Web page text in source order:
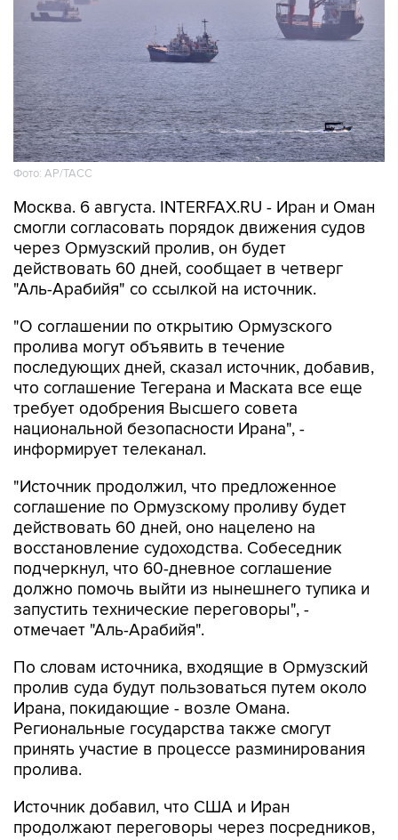
Фото: AP/ТАСС
Москва. 6 августа. INTERFAX.RU - Иран и Оман
смогли согласовать порядок движения судов
через Ормузский пролив, он будет
действовать 60 дней, сообщает в четверг
"Аль-Арабийя" со ссылкой на источник.
"О соглашении по открытию Ормузского
пролива могут объявить в течение
последующих дней, сказал источник, добавив,
что соглашение Тегерана и Маската все еще
требует одобрения Высшего совета
национальной безопасности Ирана", -
информирует телеканал.
"Источник продолжил, что предложенное
соглашение по Ормузскому проливу будет
действовать 60 дней, оно нацелено на
восстановление судоходства. Собеседник
подчеркнул, что 60-дневное соглашение
должно помочь выйти из нынешнего тупика и
запустить технические переговоры", -
отмечает "Аль-Арабийя".
По словам источника, входящие в Ормузский
пролив суда будут пользоваться путем около
Ирана, покидающие - возле Омана.
Региональные государства также смогут
принять участие в процессе разминирования
пролива.
Источник добавил, что США и Иран
продолжают переговоры через посредников,